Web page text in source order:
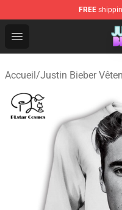
FREE
Open menu
Justin Bieber Store
Accueil/Justin Bieber